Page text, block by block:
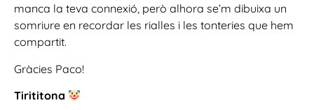
manca la teva connexió, però alhora se’m dibuixa un
somriure en recordar les rialles i les tonteries que hem
compartit.
Gràcies Paco!
Tirititona